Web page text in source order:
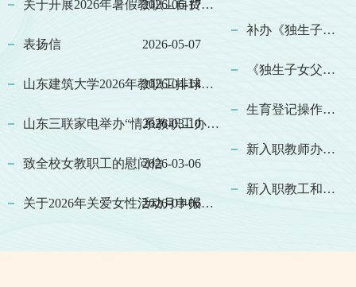
关于开展2026年暑假教职工自费旅游活动的通知
2026-06-17
表扬信 2026-05-07
山东建筑大学2026年教职工排球比赛通知
2026-04-14
山东三联家电举办“情系教职工办实事以旧换新促发展”家电专项补贴活动
2026-03-10
致全校女教职工的慰问信2026-03-06
关于2026年关爱女性活动月申报职工活动项目的通知
2026-03-06
补办《独生子女父母光荣证》程序
《独生子女父母光荣证》办理程序
生育登记操作说明
新入职教师办理新入职人员婚育状况手续
新入职教工和离职教工婚育调查的网上审批流程指南